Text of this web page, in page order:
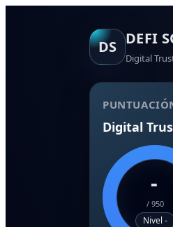
DS DEFI
Digital
Digital
-
/ 950
Nivel -